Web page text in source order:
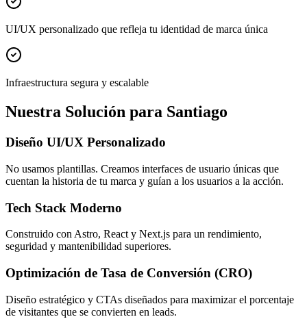
UI/UX personalizado que refleja tu identidad de marca única
Infraestructura segura y escalable
Nuestra Solución para Santiago
Diseño UI/UX Personalizado
No usamos plantillas. Creamos interfaces de usuario únicas que
cuentan la historia de tu marca y guían a los usuarios a la acción.
Tech Stack Moderno
Construido con Astro, React y Next.js para un rendimiento,
seguridad y mantenibilidad superiores.
Optimización de Tasa de Conversión (CRO)
Diseño estratégico y CTAs diseñados para maximizar el porcentaje
de visitantes que se convierten en leads.